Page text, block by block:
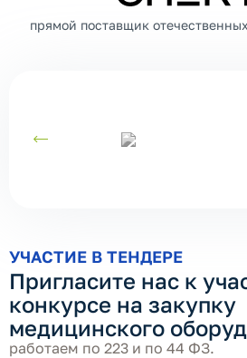
прямой поставщик
УЧАСТИЕ В ТЕНДЕРЕ
Пригласите нас к
конкурсе на закупку
медицинского
работаем по 223 и по 44 ФЗ.